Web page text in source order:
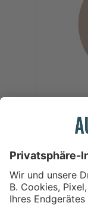
87663
Tel.:
Email.: